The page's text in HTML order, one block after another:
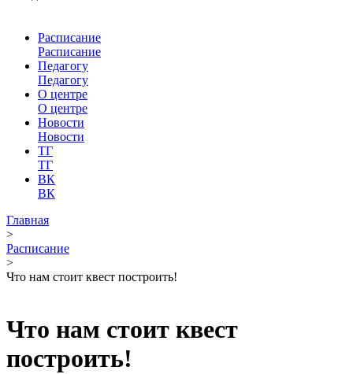
Расписание
Расписание
Педагогу
Педагогу
О центре
О центре
Новости
Новости
ТГ
ТГ
ВК
ВК
Главная
>
Расписание
>
Что нам стоит квест построить!
Что нам стоит квест
построить!